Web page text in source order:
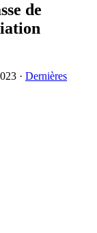
de
· Dernières